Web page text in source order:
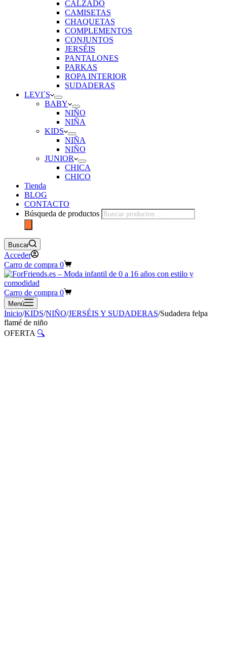
CALZADO
CAMISETAS
CHAQUETAS
COMPLEMENTOS
CONJUNTOS
JERSÉIS
PANTALONES
PARKAS
ROPA INTERIOR
SUDADERAS
LEVI´S
BABY
NIÑO
NIÑA
KIDS
NIÑA
NIÑO
JUNIOR
CHICA
CHICO
Tienda
BLOG
CONTACTO
Búsqueda de productos
Buscar
Acceder
Carro de compra 0
Carro de compra 0
Menú
Inicio/KIDS/NIÑO/JERSÉIS Y SUDADERAS/Sudadera felpa
flamé de niño
OFERTA 🔍